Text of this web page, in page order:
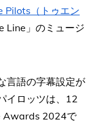
Pilots（トゥエン
Line」のミュージ
言語の字幕設定が
イロッツは、12
Awards 2024で